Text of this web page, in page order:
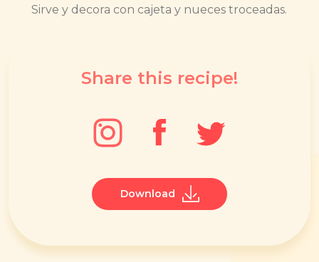
Sirve y decora con cajeta y nueces troceadas.
Share this recipe!
Download